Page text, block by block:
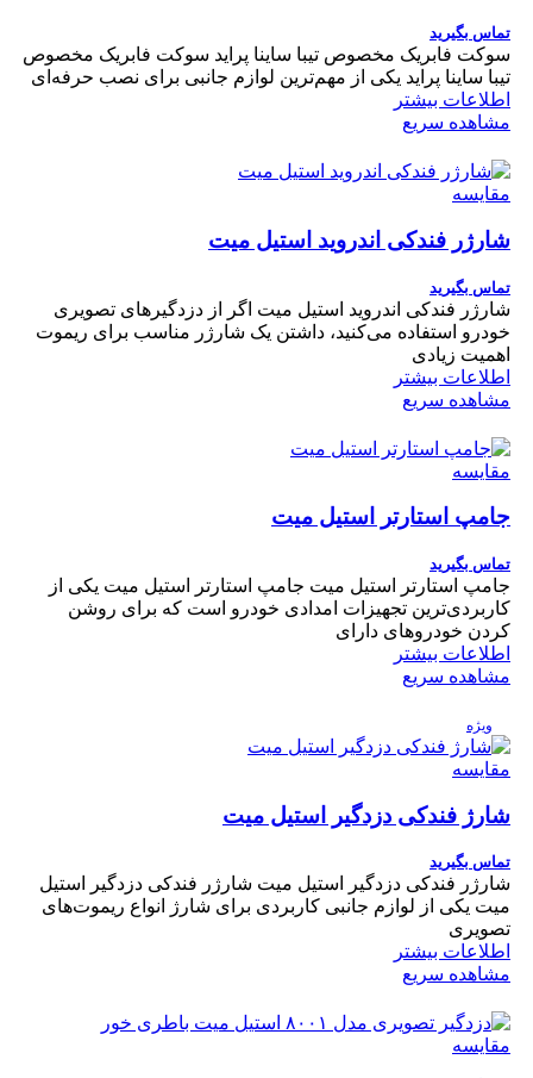
تماس بگیرید
سوکت فابریک مخصوص تیبا ساینا پراید سوکت فابریک مخصوص
تیبا ساینا پراید یکی از مهم‌ترین لوازم جانبی برای نصب حرفه‌ای
اطلاعات بیشتر
مشاهده سریع
مقایسه
شارژر فندکی اندروید استیل میت
تماس بگیرید
شارژر فندکی اندروید استیل میت اگر از دزدگیرهای تصویری
خودرو استفاده می‌کنید، داشتن یک شارژر مناسب برای ریموت
اهمیت زیادی
اطلاعات بیشتر
مشاهده سریع
مقایسه
جامپ استارتر استیل میت
تماس بگیرید
جامپ استارتر استیل میت جامپ استارتر استیل میت یکی از
کاربردی‌ترین تجهیزات امدادی خودرو است که برای روشن
کردن خودروهای دارای
اطلاعات بیشتر
مشاهده سریع
ویژه
مقایسه
شارژ فندکی دزدگیر استیل میت
تماس بگیرید
شارژر فندکی دزدگیر استیل میت شارژر فندکی دزدگیر استیل
میت یکی از لوازم جانبی کاربردی برای شارژ انواع ریموت‌های
تصویری
اطلاعات بیشتر
مشاهده سریع
مقایسه